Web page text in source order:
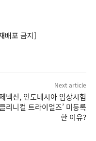
배포 금지]
Next article
넥신, 인도네시아 임상시험
리니컬 트라이얼즈’ 미등록
한 이유?